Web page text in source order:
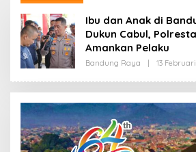
Ibu dan Anak di
Dukun Cabul,
Amankan Pelaku
Bandung Raya 13